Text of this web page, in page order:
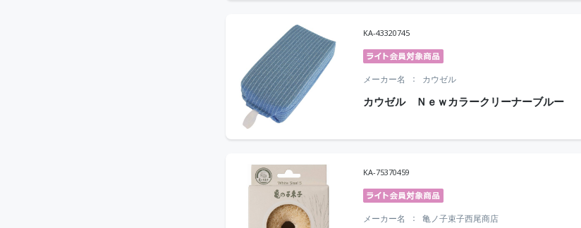
KA-43320745
カウゼル Ｎｅｗカラークリーナーブルー
メーカー名 カウゼル
KA-75370459
メーカー名 亀ノ子束子西尾商店